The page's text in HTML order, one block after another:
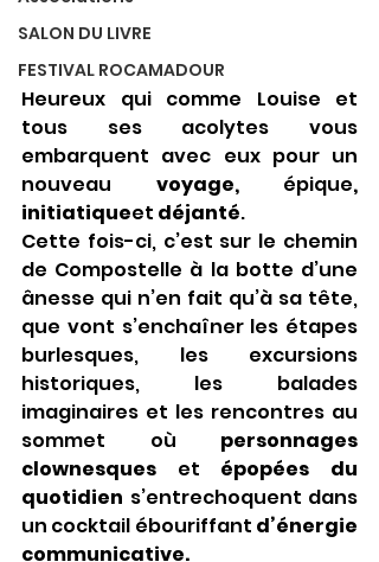
SALON DU LIVRE
FESTIVAL ROCAMADOUR
Heureux qui comme Louise et
tous ses acolytes vous
embarquent avec eux pour un
nouveau voyage, épique,
initiatiqueet déjanté.
Cette fois-ci, c’est sur le chemin
de Compostelle à la botte d’une
ânesse qui n’en fait qu’à sa tête,
que vont s’enchaîner les étapes
burlesques, les excursions
historiques, les balades
imaginaires et les rencontres au
sommet où personnages
clownesques et épopées du
quotidien s’entrechoquent dans
un cocktail ébouriffant d’énergie
communicative.